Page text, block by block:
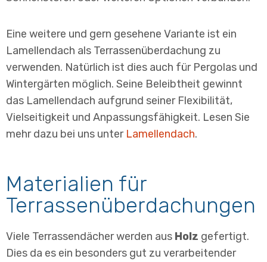
Eine weitere und gern gesehene Variante ist ein
Lamellendach als Terrassenüberdachung zu
verwenden. Natürlich ist dies auch für Pergolas und
Wintergärten möglich. Seine Beleibtheit gewinnt
das Lamellendach aufgrund seiner Flexibilität,
Vielseitigkeit und Anpassungsfähigkeit. Lesen Sie
mehr dazu bei uns unter Lamellendach.
Materialien für
Terrassenüberdachungen
Viele Terrassendächer werden aus Holz gefertigt.
Dies da es ein besonders gut zu verarbeitender